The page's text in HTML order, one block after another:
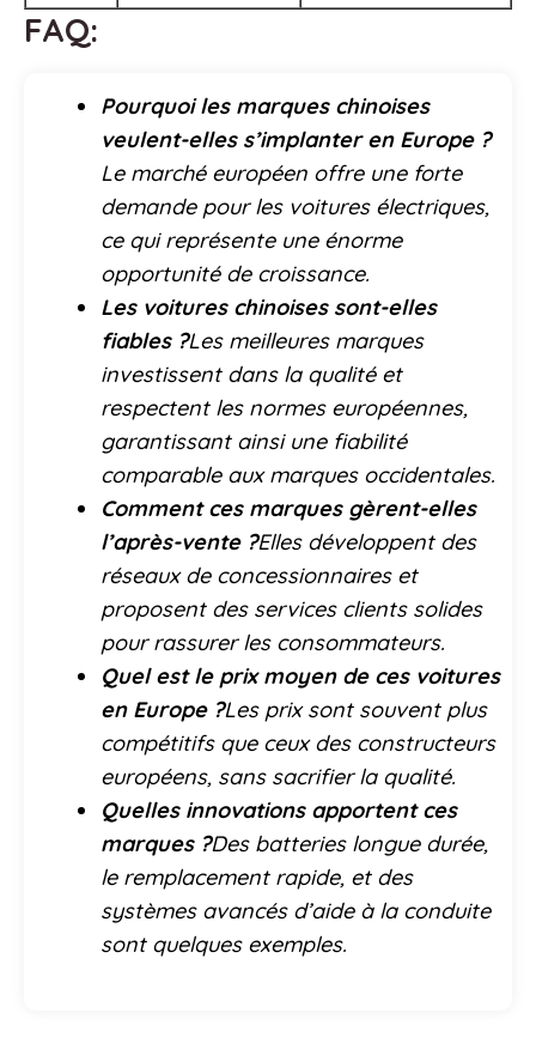
FAQ:
Pourquoi les marques chinoises
veulent-elles s’implanter en Europe ?
Le marché européen offre une forte
demande pour les voitures électriques,
ce qui représente une énorme
opportunité de croissance.
Les voitures chinoises sont-elles
fiables ?Les meilleures marques
investissent dans la qualité et
respectent les normes européennes,
garantissant ainsi une fiabilité
comparable aux marques occidentales.
Comment ces marques gèrent-elles
l’après-vente ?Elles développent des
réseaux de concessionnaires et
proposent des services clients solides
pour rassurer les consommateurs.
Quel est le prix moyen de ces voitures
en Europe ?Les prix sont souvent plus
compétitifs que ceux des constructeurs
européens, sans sacrifier la qualité.
Quelles innovations apportent ces
marques ?Des batteries longue durée,
le remplacement rapide, et des
systèmes avancés d’aide à la conduite
sont quelques exemples.